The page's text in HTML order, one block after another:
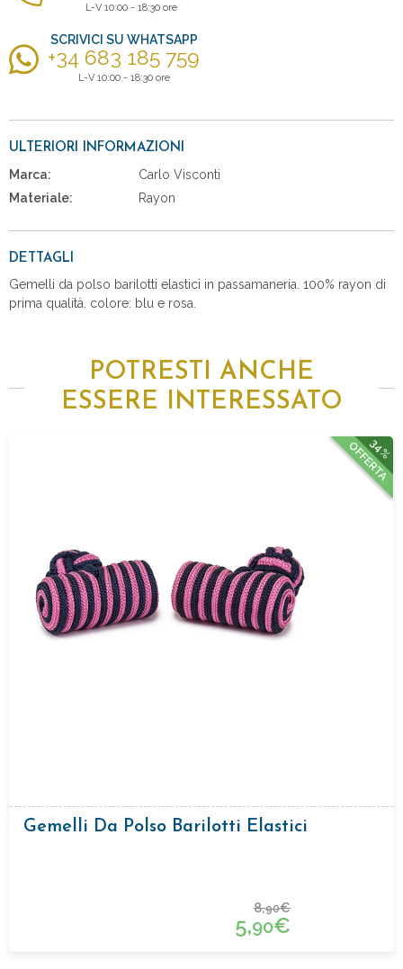
L-V 10:00 - 18:30 ore
SCRIVICI SU WHATSAPP
+34 683 185 759
L-V 10:00 - 18:30 ore
ULTERIORI INFORMAZIONI
Marca:
Carlo Visconti
Materiale:
Rayon
DETTAGLI
Gemelli da polso barilotti elastici in passamaneria. 100% rayon di
prima qualità. colore: blu e rosa.
POTRESTI ANCHE
ESSERE INTERESSATO
34%
OFFERTA
Gemelli Da Polso Barilotti Elastici
8,90€
5,90€